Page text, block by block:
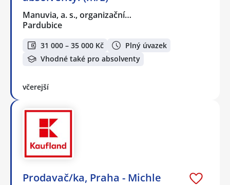
Manuvia, a. s., organizační…
Pardubice
31 000 – 35 000 Kč
Plný úvazek
Vhodné také pro absolventy
včerejší
Prodavač/ka, Praha - Michle